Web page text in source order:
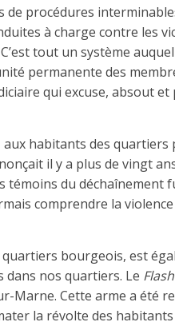
de procédures
à charge contre les
tout un système
permanente des
qui excuse, absout
habitants des quartiers
il y a plus de vingt
témoins du déchaînement
comprendre la violence
bourgeois, est
dans nos quartiers. Le
Marne. Cette arme a été
la révolte des